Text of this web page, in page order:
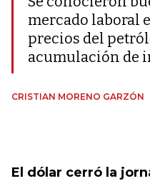
mercado laboral
precios del
acumulación de
CRISTIAN MORENO GARZÓN
El dólar cerró la